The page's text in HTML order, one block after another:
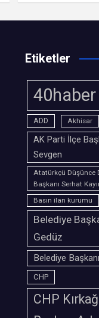
Etiketler
ADD Akhisar
AK Parti İlçe
Sevgen
Atatürkçü Düşünce
Başkanı Serhat
Basın ilan kurumu
Belediye
Gedüz
Belediye
CHP
CHP